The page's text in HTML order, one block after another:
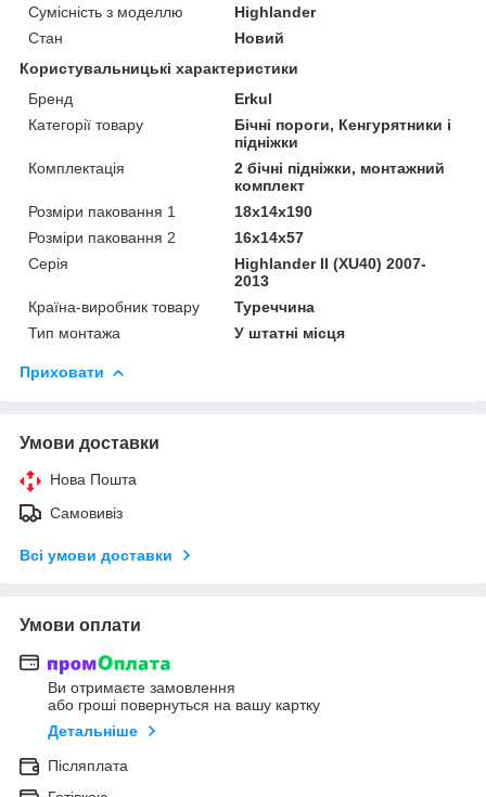
Сумісність з моделлю
Highlander
Стан
Новий
Користувальницькі характеристики
Бренд
Erkul
Категорії товару
Бічні пороги, Кенгурятники і
підніжки
Комплектація
2 бічні підніжки, монтажний
комплект
Розміри паковання 1
18x14x190
Розміри паковання 2
16x14x57
Серія
Highlander II (XU40) 2007-
2013
Країна-виробник товару
Туреччина
Тип монтажа
У штатні місця
Приховати
Умови доставки
Нова Пошта
Самовивіз
Всі умови доставки
Умови оплати
Ви отримаєте замовлення
або гроші повернуться на вашу картку
Детальніше
Післяплата